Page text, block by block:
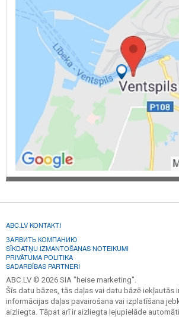
ABC.LV KONTAKTI
ЗАЯВИТЬ КОМПАНИЮ
SĪKDATŅU IZMANTOŠANAS NOTEIKUMI
PRIVĀTUMA POLITIKA
SADARBĪBAS PARTNERI
ABC.LV © 2026 SIA "heise marketing".
Šīs datu bāzes, tās daļas vai datu bāzē iekļautās
informācijas daļas pavairošana vai izplatīšana
aizliegta. Tāpat arī ir aizliegta lejupielāde